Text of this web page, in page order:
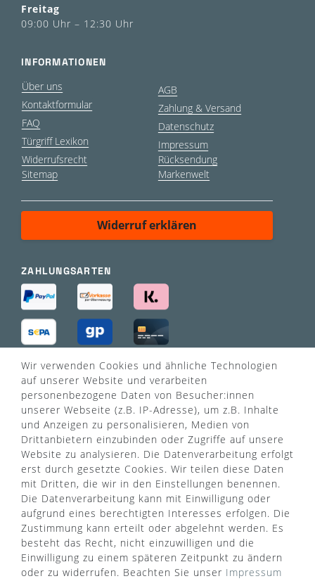
Freitag
09:00 Uhr – 12:30 Uhr
INFORMATIONEN
Über uns
Kontaktformular
FAQ
Türgriff Lexikon
Widerrufsrecht
Sitemap
AGB
Zahlung & Versand
Datenschutz
Impressum
Rücksendung
Markenwelt
Widerruf erklären
ZAHLUNGSARTEN
VERSANDART
Wir verwenden Cookies und ähnliche Technologien
auf unserer Website und verarbeiten
personenbezogene Daten von Besucher:innen
unserer Webseite (z.B. IP-Adresse), um z.B. Inhalte
und Anzeigen zu personalisieren, Medien von
Drittanbietern einzubinden oder Zugriffe auf unsere
Website zu analysieren. Die Datenverarbeitung erfolgt
erst durch gesetzte Cookies. Wir teilen diese Daten
mit Dritten, die wir in den Einstellungen benennen.
Die Datenverarbeitung kann mit Einwilligung oder
aufgrund eines berechtigten Interesses erfolgen. Die
Zustimmung kann erteilt oder abgelehnt werden. Es
besteht das Recht, nicht einzuwilligen und die
Einwilligung zu einem späteren Zeitpunkt zu ändern
oder zu widerrufen. Beachten Sie unser Impressum